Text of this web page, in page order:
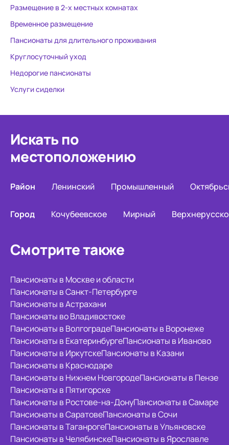
за доброе слово и за Ваш
Люди,несущие в этот мир Добро!
Наталья и Елена - дочери
Овчинникова В.Ф.
Размещение в 2-х местных комнатах
Временное размещение
Пансионаты для длительного проживания
Круглосуточный уход
Недорогие пансионаты
Услуги сиделки
Искать по
местоположению
Район Ленинский Промышленный
Город Кочубеевское Мирный
Смотрите также
Пансионаты в Москве и области
Пансионаты в Санкт-Петербурге
Пансионаты в Астрахани
Пансионаты во Владивостоке
Пансионаты в ВолгоградеПансионаты в Воронеже
Пансионаты в ЕкатеринбургеПансионаты в Иваново
Пансионаты в ИркутскеПансионаты в Казани
Пансионаты в Краснодаре
Пансионаты в Нижнем НовгородеПансионаты в Пензе
Пансионаты в Пятигорске
Пансионаты в Ростове-на-ДонуПансионаты в Самаре
Пансионаты в СаратовеПансионаты в Сочи
Пансионаты в ТаганрогеПансионаты в Ульяновске
Пансионаты в ЧелябинскеПансионаты в Ярославле